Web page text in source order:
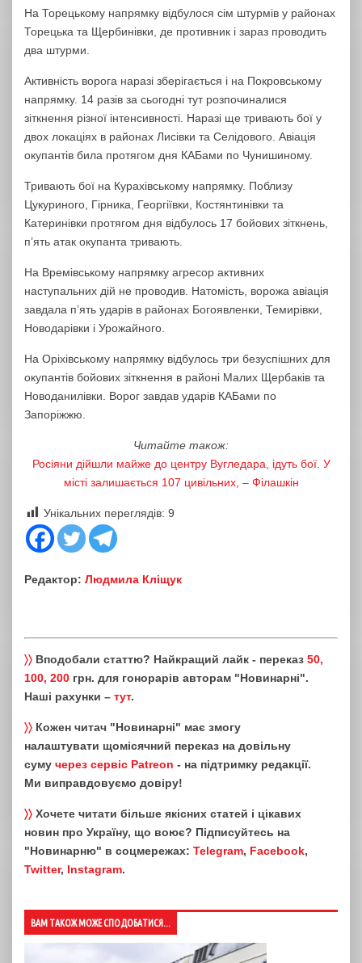
На Торецькому напрямку відбулося сім штурмів у районах
Торецька та Щербинівки, де противник і зараз проводить
два штурми.
Активність ворога наразі зберігається і на Покровському
напрямку. 14 разів за сьогодні тут розпочиналися
зіткнення різної інтенсивності. Наразі ще тривають бої у
двох локаціях в районах Лисівки та Селідового. Авіація
окупантів била протягом дня КАБами по Чунишиному.
Тривають бої на Курахівському напрямку. Поблизу
Цукуриного, Гірника, Георгіївки, Костянтинівки та
Катеринівки протягом дня відбулось 17 бойових зіткнень,
п’ять атак окупанта тривають.
На Времівському напрямку агресор активних
наступальних дій не проводив. Натомість, ворожа авіація
завдала п’ять ударів в районах Богоявленки, Темирівки,
Новодарівки і Урожайного.
На Оріхівському напрямку відбулось три безуспішних для
окупантів бойових зіткнення в районі Малих Щербаків та
Новоданилівки. Ворог завдав ударів КАБами по
Запоріжжю.
Читайте також:
Росіяни дійшли майже до центру Вугледара, ідуть бої. У
місті залишається 107 цивільних, – Філашкін
Унікальних переглядів: 9
Редактор: Людмила Кліщук
〉〉 Вподобали статтю? Найкращий лайк - переказ 50,
100, 200 грн. для гонорарів авторам "Новинарні".
Наші рахунки – тут.
〉〉 Кожен читач "Новинарні" має змогу
налаштувати щомісячний переказ на довільну
суму через сервіс Patreon - на підтримку редакції.
Ми виправдовуємо довіру!
〉〉 Хочете читати більше якісних статей і цікавих
новин про Україну, що воює? Підписуйтесь на
"Новинарню" в соцмережах: Telegram, Facebook,
Twitter, Instagram.
ВАМ ТАКОЖ МОЖЕ СПОДОБАТИСЯ...